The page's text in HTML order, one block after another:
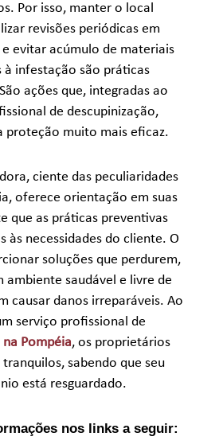
Por isso, manter o local
revisões periódicas em
evitar acúmulo de materiais
à infestação são práticas
ações que, integradas ao
de descupinização,
proteção muito mais eficaz.
ciente das peculiaridades
oferece orientação em suas
que as práticas preventivas
às necessidades do cliente. O
soluções que perdurem,
ambiente saudável e livre de
causar danos irreparáveis. Ao
serviço profissional de
Pompéia, os proprietários
sabendo que seu
está resguardado.
nos links a seguir: